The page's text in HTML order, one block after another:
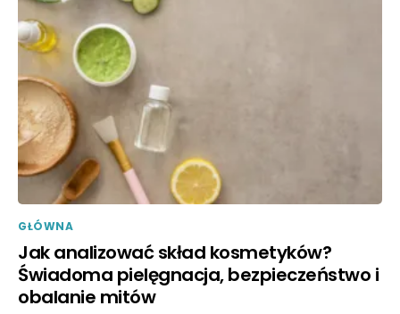
GŁÓWNA
Jak analizować skład kosmetyków?
Świadoma pielęgnacja, bezpieczeństwo i
obalanie mitów